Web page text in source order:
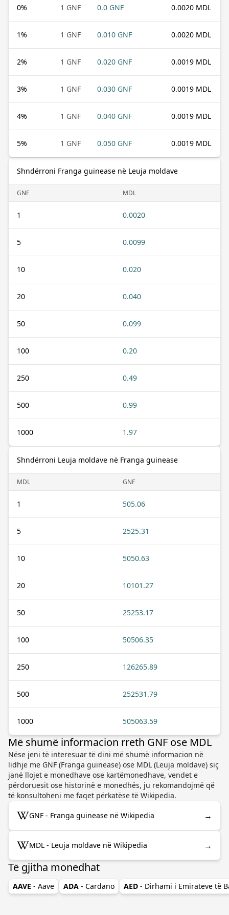
0% 1 GNF 0.0 GNF 0.0020 MDL
1% 1 GNF 0.010 GNF 0.0020 MDL
2% 1 GNF 0.020 GNF 0.0019 MDL
3% 1 GNF 0.030 GNF 0.0019 MDL
4% 1 GNF 0.040 GNF 0.0019 MDL
5% 1 GNF 0.050 GNF 0.0019 MDL
Shndërroni Franga guinease në Leuja moldave
GNF MDL
1 0.0020
5 0.0099
10 0.020
20 0.040
50 0.099
100 0.20
250 0.49
500 0.99
1000 1.97
Shndërroni Leuja moldave në Franga guinease
MDL GNF
1 505.06
5 2525.31
10 5050.63
20 10101.27
50 25253.17
100 50506.35
250 126265.89
500 252531.79
1000 505063.59
Më shumë informacion rreth GNF ose MDL
Nëse jeni të interesuar të dini më shumë informacion në
lidhje me GNF (Franga guinease) ose MDL (Leuja moldave) siç
janë llojet e monedhave ose kartëmonedhave, vendet e
përdoruesit ose historinë e monedhës, ju rekomandojmë që
të konsultoheni me faqet përkatëse të Wikipedia.
GNF - Franga guinease në Wikipedia →
MDL - Leuja moldave në Wikipedia →
Të gjitha monedhat
AAVE - Aave ADA - Cardano AED - Dirhami i Emirateve të